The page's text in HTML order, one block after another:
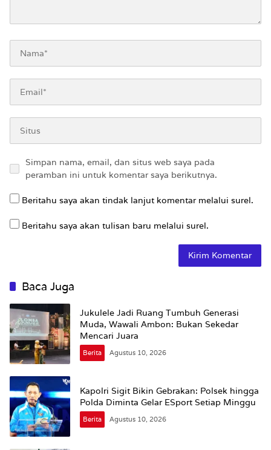
Simpan nama, email, dan situs web saya pada
peramban ini untuk komentar saya berikutnya.
Beritahu saya akan tindak lanjut komentar melalui surel.
Beritahu saya akan tulisan baru melalui surel.
Baca Juga
Jukulele Jadi Ruang Tumbuh Generasi
Muda, Wawali Ambon: Bukan Sekedar
Mencari Juara
Berita Agustus 10, 2026
Kapolri Sigit Bikin Gebrakan: Polsek hingga
Polda Diminta Gelar ESport Setiap Minggu
Berita Agustus 10, 2026